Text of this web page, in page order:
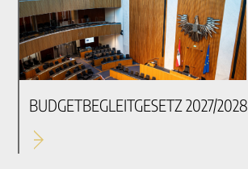
BUDGETBEGLEITGESETZ 2027/2028